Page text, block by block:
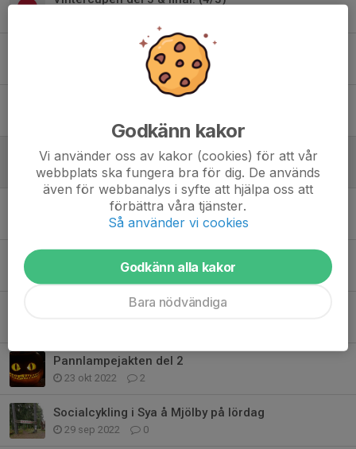
Kom ihåg Vintercupen (del 2) 18/2
0
Vintercupen 2023 del 1: Djurgården
Vintercupen 2023 - save the dates
21 jan 2023 0
Socialcyklingspremiär 2023
30 dec 2022 0
2
Pannlampejakten del 4
Pannlampejakten del 2
23 okt 2022 2
Socialcykling i Sya å Mjölby på lördag
29 sep 2022 0
Godkänn kakor
Vi använder oss av kakor (cookies) för att vår
webbplats ska fungera bra för dig. De används
även för webbanalys i syfte att hjälpa oss att
förbättra våra tjänster.
Så använder vi cookies
Godkänn alla kakor
Bara nödvändiga